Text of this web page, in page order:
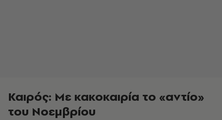
Καιρός: Με κακοκαιρία το «αντίο»
του Νοεμβρίου